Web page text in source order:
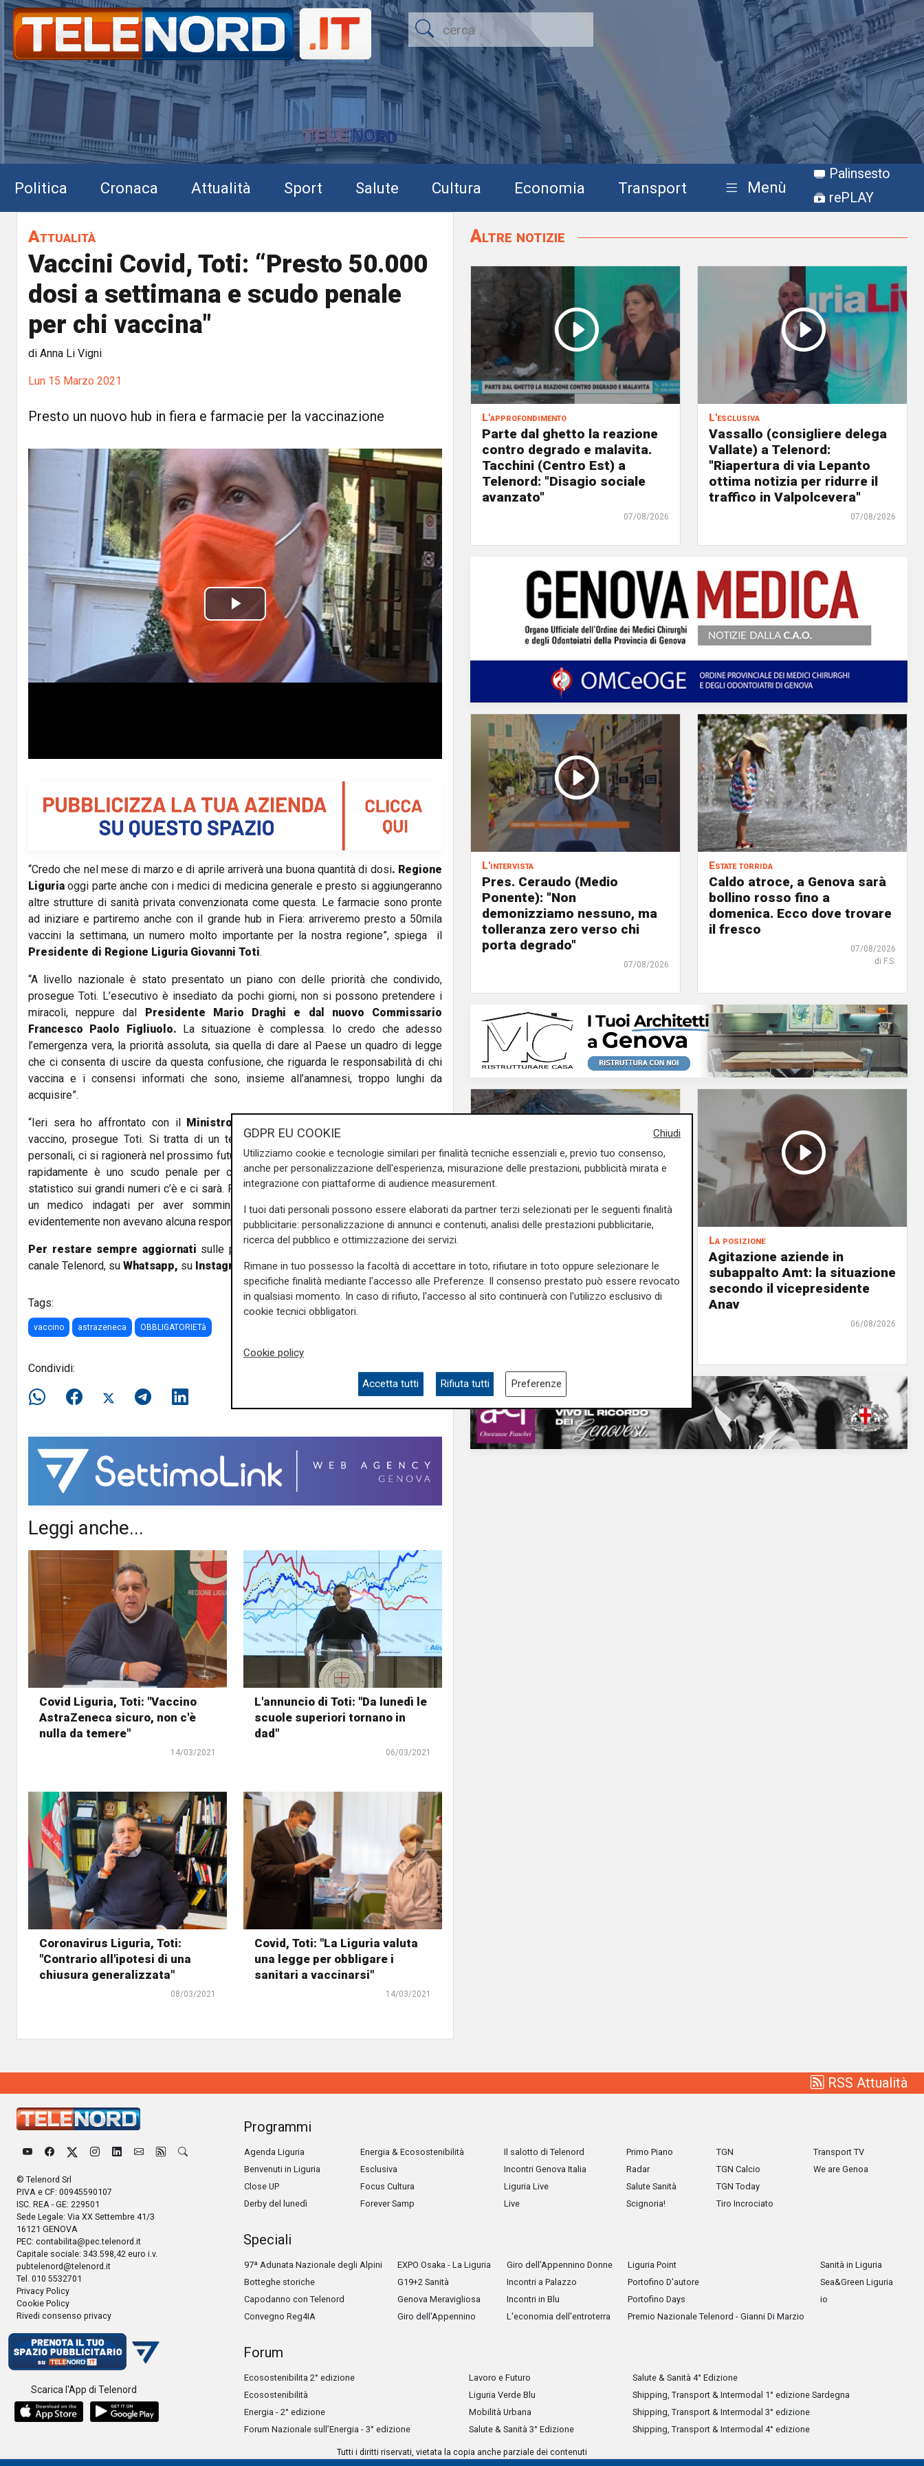
Politica Cronaca Attualità Sport Salute Cultura Economia Transport Menù
Palinsesto
rePLAY
Attualità
Vaccini Covid, Toti: “Presto 50.000
dosi a settimana e scudo penale
per chi vaccina"
di Anna Li Vigni
Lun 15 Marzo 2021
Presto un nuovo hub in fiera e farmacie per la vaccinazione
P
l
a
d
e
o
“Credo che nel mese di marzo e di aprile arriverà una buona quantità di dosi. Regione
Liguria oggi parte anche con i medici di medicina generale e presto si aggiungeranno
altre strutture di sanità privata convenzionata come questa. Le farmacie sono pronte
ad iniziare e partiremo anche con il grande hub in Fiera: arriveremo presto a 50mila
vaccini la settimana, un numero molto importante per la nostra regione”, spiega il
Presidente di Regione Liguria Giovanni Toti.
“A livello nazionale è stato presentato un piano con delle priorità che condivido,
prosegue Toti. L’esecutivo è insediato da pochi giorni, non si possono pretendere i
miracoli, neppure dal Presidente Mario Draghi e dal nuovo Commissario
Francesco Paolo Figliuolo. La situazione è complessa. Io credo che adesso
l’emergenza vera, la priorità assoluta, sia quella di dare al Paese un quadro di legge
che ci consenta di uscire da questa confusione, che riguarda le responsabilità di chi
vaccina e i consensi informati che sono, insieme all’anamnesi, troppo lunghi da
acquisire”.
“Ieri sera ho affrontato con ilMinistro Speranza
vaccino, prosegue Toti. Si tratta di un tema molto delicato che riguarda le libertà
personali, ci si ragionerà nel prossimo futuro. Sicuramente la strumento che serve più
rapidamente è uno scudo penale per chi oggi vaccina perché qualche incidente
statistico sui grandi numeri c’è e ci sarà. Penso al caso siciliano di un infermiere e di
un medico indagati per aver somministrato un vaccinoAstraZenecadi cui
evidentemente non avevano alcuna responsabilità” conclude Toti.
Per restare sempre aggiornati sulle principali notizie sulla Liguria seguiteci sul
canale Telenord, su Whatsapp, su Instagram,suYoutubee suFacebook.
Tags:
vaccino astrazeneca OBBLIGATORIETà
Condividi:
Leggi anche...
Covid Liguria, Toti: "Vaccino
AstraZeneca sicuro, non c'è
nulla da temere"
14/03/2021
L'annuncio di Toti: "Da lunedì le
scuole superiori tornano in
dad"
06/03/2021
Coronavirus Liguria, Toti:
"Contrario all'ipotesi di una
chiusura generalizzata"
08/03/2021
Covid, Toti: "La Liguria valuta
una legge per obbligare i
sanitari a vaccinarsi"
14/03/2021
Altre notizie
L'approfondimento
Parte dal ghetto la reazione
contro degrado e malavita.
Tacchini (Centro Est) a
Telenord: "Disagio sociale
avanzato"
07/08/2026
L'esclusiva
Vassallo (consigliere delega
Vallate) a Telenord:
"Riapertura di via Lepanto
ottima notizia per ridurre il
traffico in Valpolcevera"
07/08/2026
L'intervista
Pres. Ceraudo (Medio
Ponente): "Non
demonizziamo nessuno, ma
tolleranza zero verso chi
porta degrado"
07/08/2026
Estate torrida
Caldo atroce, a Genova sarà
bollino rosso fino a
domenica. Ecco dove trovare
il fresco
07/08/2026
di F.S.
all'autunno: oltre due milioni
di euro per la pulizia di rivi e
torrenti
La posizione
Agitazione aziende in
subappalto Amt: la situazione
secondo il vicepresidente
Anav
06/08/2026
RSS Attualità
© Telenord Srl
P.IVA e CF: 00945590107
ISC. REA - GE: 229501
Sede Legale: Via XX Settembre 41/3
16121 GENOVA
PEC: contabilita@pec.telenord.it
Capitale sociale: 343.598,42 euro i.v.
pubtelenord@telenord.it
Tel. 010 5532701
Privacy Policy
Cookie Policy
Rivedi consenso privacy
Scarica l'App di Telenord
Programmi
Agenda Liguria
Benvenuti in Liguria
Close UP
Derby del lunedì
Energia & Ecosostenibilità
Esclusiva
Focus Cultura
Forever Samp
Il salotto di Telenord
Incontri Genova Italia
Liguria Live
Live
Primo Piano
Radar
Salute Sanità
Scignoria!
TGN
TGN Calcio
TGN Today
Tiro Incrociato
Transport TV
We are Genoa
Speciali
97ª Adunata Nazionale degli Alpini
Botteghe storiche
Capodanno con Telenord
Convegno Reg4IA
EXPO Osaka - La Liguria
G19+2 Sanità
Genova Meravigliosa
Giro dell'Appennino
Giro dell'Appennino Donne
Incontri a Palazzo
Incontri in Blu
L'economia dell'entroterra
Liguria Point
Portofino D'autore
Portofino Days
Premio Nazionale Telenord - Gianni Di Marzio
Sanità in Liguria
Sea&Green Liguria
io
Forum
Ecosostenibilita 2° edizione
Ecosostenibilità
Energia - 2° edizione
Forum Nazionale sull’Energia - 3° edizione
Lavoro e Futuro
Liguria Verde Blu
Mobilità Urbana
Salute & Sanità 3° Edizione
Salute & Sanità 4° Edizione
Shipping, Transport & Intermodal 1° edizione Sardegna
Shipping, Transport & Intermodal 3° edizione
Shipping, Transport & Intermodal 4° edizione
Tutti i diritti riservati, vietata la copia anche parziale dei contenuti
Chiudi
GDPR EU COOKIE
Utilizziamo cookie e tecnologie similari per finalità tecniche essenziali e, previo tuo consenso,
anche per personalizzazione dell'esperienza, misurazione delle prestazioni, pubblicità mirata e
integrazione con piattaforme di audience measurement.
I tuoi dati personali possono essere elaborati da partner terzi selezionati per le seguenti finalità
pubblicitarie: personalizzazione di annunci e contenuti, analisi delle prestazioni pubblicitarie,
ricerca del pubblico e ottimizzazione dei servizi.
Rimane in tuo possesso la facoltà di accettare in toto, rifiutare in toto oppure selezionare le
specifiche finalità mediante l'accesso alle Preferenze. Il consenso prestato può essere revocato
in qualsiasi momento. In caso di rifiuto, l'accesso al sito continuerà con l'utilizzo esclusivo di
cookie tecnici obbligatori.
Cookie policy
Accetta tutti Rifiuta tutti Preferenze